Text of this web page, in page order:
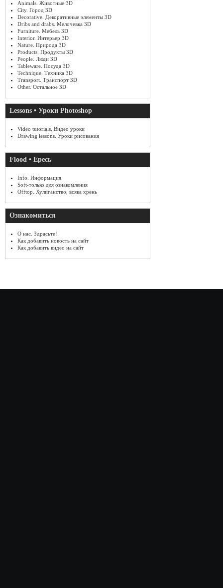
Animals. Животные 3D
City. Город 3D
Decorative. Декоративные элементы 3D
Dribs and drabs. Мелочевка 3D
Furniture. Мебель 3D
Interior. Интерьер 3D
Nature. Природа 3D
Products. Продукты 3D
People. Люди 3D
Tableware. Посуда 3D
Technique. Техника 3D
Transport. Транспорт 3D
Other. Остальное 3D
Lessons • Уроки Photoshop
Video tutorials. Видео уроки
Drawing lessons. Уроки рисования
Flood • Ересь
Info. Информация
Soft-только для ознакомления
Offtop. Хулиганство, всяка хрень
Ознакомиться
О нас. Здрасьте!
Как добавить новость на сайт
Как добавить видео на сайт